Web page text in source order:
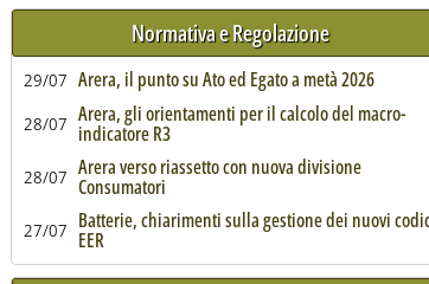
boccia la tariffa maggiorata per i rifiuti da fuori
Normativa e Regolazione
29/07 Arera, il punto su Ato ed Egato a metà 2026
28/07 Arera, gli orientamenti per il calcolo del macro-
indicatore R3
28/07 Arera verso riassetto con nuova divisione
Consumatori
27/07 Batterie, chiarimenti sulla gestione dei nuovi
EER